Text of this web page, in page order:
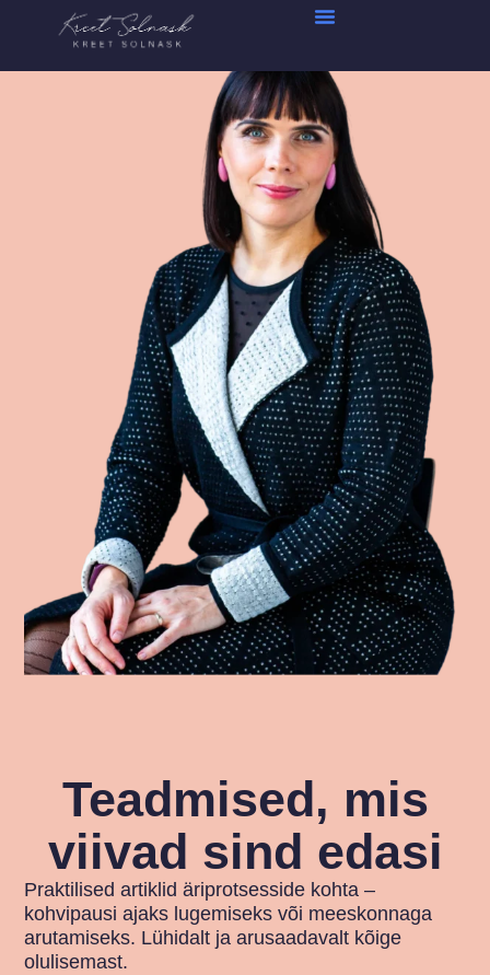
Teadmised, mis
viivad sind edasi
Praktilised artiklid äriprotsesside kohta –
kohvipausi ajaks lugemiseks või meeskonnaga
arutamiseks. Lühidalt ja arusaadavalt kõige
olulisemast.